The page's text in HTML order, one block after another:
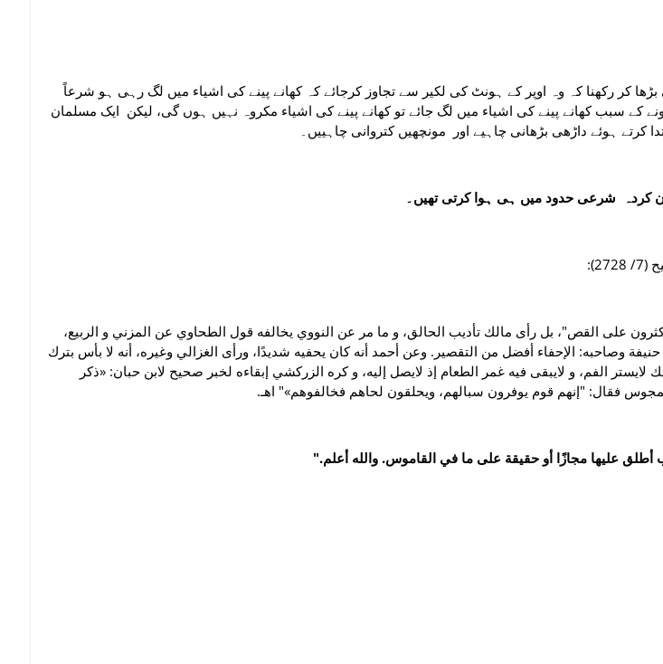
بڑھا کر رکھنا کہ وہ اوپر کے ہونٹ کی لکیر سے تجاوز کرجائے کہ کھانے پینے کی اشیاء میں لگ رہی ہو شرعاً
کے سبب کھانے پینے کی اشیاء میں لگ جائے تو کھانے پینے کی اشیاء مکروہ نہیں ہوں گی، لیکن ایک مسلمان
کرتے ہوئے داڑھی بڑھانی چاہیے اور مونچھیں کتروانی چاہییں۔
شرعی حدود میں ہی ہوا کرتی تھیں۔
على القص"، بل رأى مالك تأديب الحالق، و ما مر عن النووي يخالفه قول الطحاوي عن المزني و الربيع،
حنيفة وصاحبه: الإحفاء أفضل من التقصير. وعن أحمد أنه كان يحفيه شديدًا، ورأى الغزالي وغيره، أنه لا بأس بترك
لايستر الفم، و لايبقى فيه غمر الطعام إذ لايصل إليه، و كره الزركشي إبقاءه لخبر صحيح لابن حبان: «ذكر
فقال: "إنهم قوم يوفرون سبالهم، ويحلقون لحاهم فخالفوهم»" اهـ.
أطلق عليها مجازًا أو حقيقة على ما في القاموس. والله أعلم."